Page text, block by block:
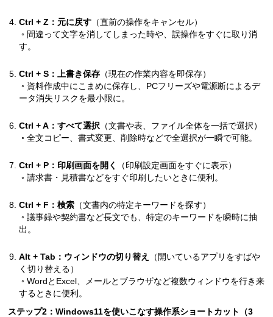
Ctrl + Z：元に戻す （直前の操作をキャンセル）
◦ 間違って文字を消してしまった時や、誤操作をすぐに取り消
す。
Ctrl + S：上書き保存 （現在の作業内容を即保存）
◦ 資料作成中にこまめに保存し、PCフリーズや電源断によるデ
ータ消失リスクを最小限に。
Ctrl + A：すべて選択 （文書や表、ファイル全体を一括で選択）
◦ 全文コピー、書式変更、削除時などで全選択が一瞬で可能。
Ctrl + P：印刷画面を開く
（印刷設定画面をすぐに表示）
◦ 請求書・見積書などをすぐ印刷したいときに便利。
Ctrl + F：検索 （文書内の特定キーワードを探す）
◦ 議事録や契約書など長文でも、特定のキーワードを瞬時に抽
出。
Alt + Tab：ウィンドウの切り替え
（開いているアプリをすばや
く切り替える）
◦ WordとExcel、メールとブラウザなど複数ウィンドウを行き来
するときに便利。
ステップ2：Windows11を使いこなす操作系ショートカット（3